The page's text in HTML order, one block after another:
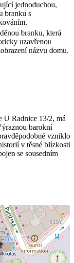
jednoduchou,
branku s
branku, která
uzavřenou
názvu domu.
U Radnice 13/2, má
barokní
vzniklo
v těsné blízkosti
se sousedním